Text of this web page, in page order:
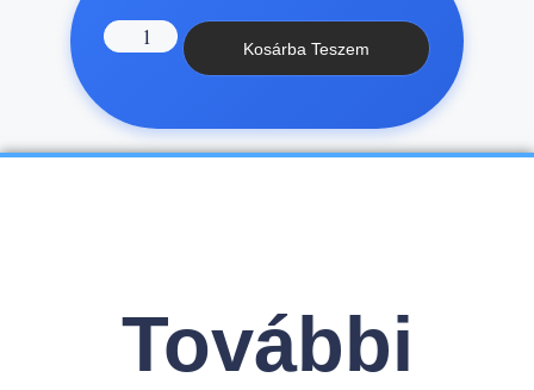
Kosárba Teszem
További